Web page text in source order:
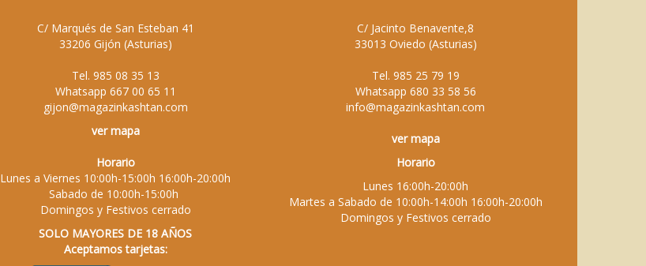
C/ Marqués de San Esteban 41
33206 Gijón (Asturias)
Tel. 985 08 35 13
Whatsapp 667 00 65 11
gijon@magazinkashtan.com
ver mapa
Horario
Lunes a Viernes 10:00h-15:00h 16:00h-20:00h
Sabado de 10:00h-15:00h
Domingos y Festivos cerrado
SOLO MAYORES DE 18 AÑOS
Aceptamos tarjetas:
C/ Jacinto Benavente,8
33013 Oviedo (Asturias)
Tel. 985 25 79 19
Whatsapp 680 33 58 56
info@magazinkashtan.com
ver mapa
Horario
Lunes 16:00h-20:00h
Martes a Sabado de 10:00h-14:00h 16:00h-20:00h
Domingos y Festivos cerrado